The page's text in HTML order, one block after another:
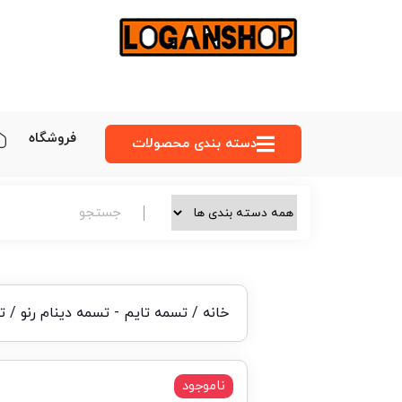
دسته‌ بندی محصولات فروشگاه
خانه / تسمه تایم - تسمه دینام رنو /
ناموجود